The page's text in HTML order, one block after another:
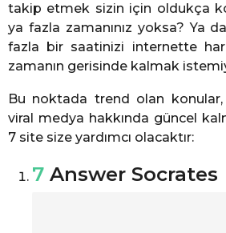
takip etmek sizin için oldukça
ya fazla zamanınız yoksa? Ya
fazla bir saatinizi internette
zamanın gerisinde kalmak
Bu noktada trend olan
viral medya hakkında güncel
7 site size yardımcı olacaktır:
7 Answer Socrates